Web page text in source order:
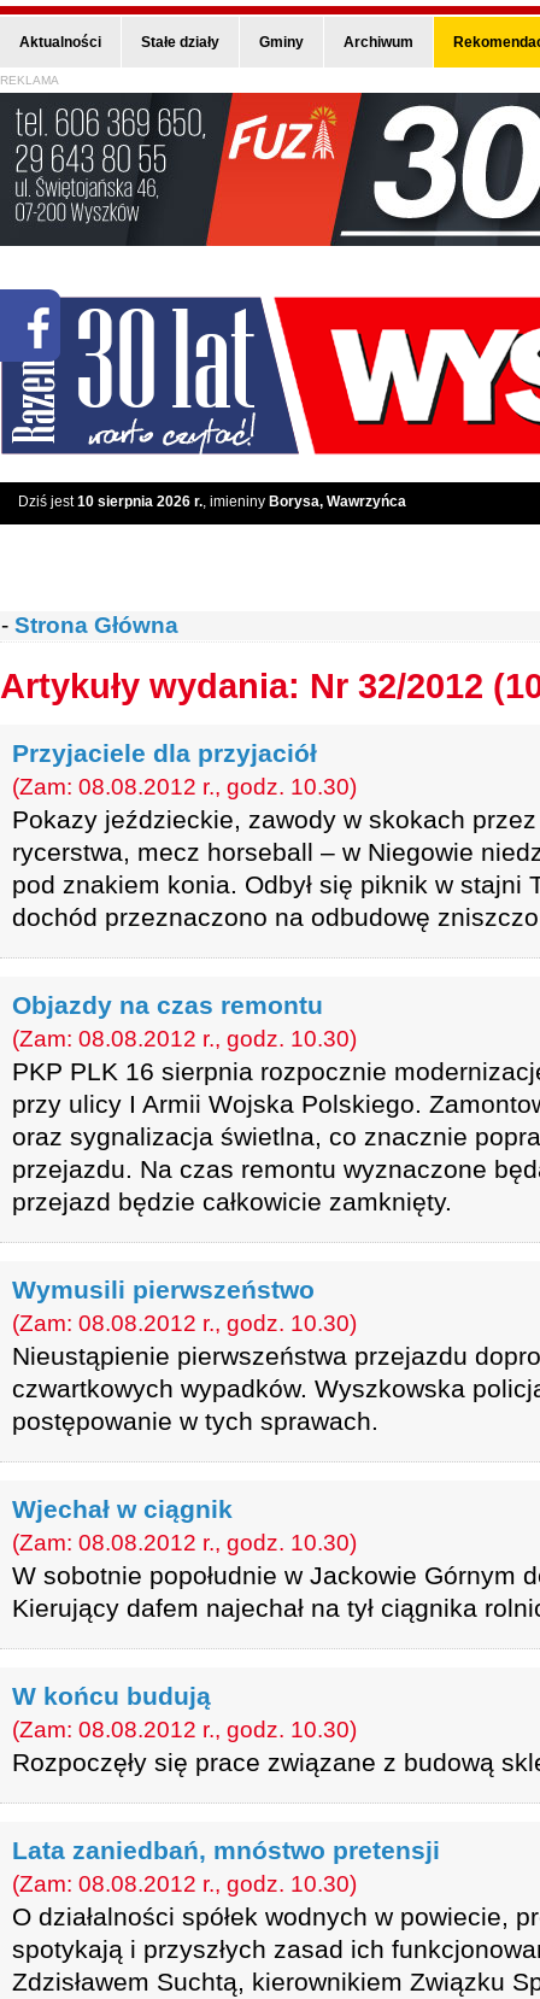
Aktualności Stałe działy Gminy Archiwum
REKLAMA
Dziś jest10 sierpnia 2026 r., imieniny Borysa, Wawrzyńca
- Strona Główna
Artykuły wydania: Nr 32/2012
Przyjaciele dla przyjaciół
(Zam: 08.08.2012 r., godz. 10.30)
Pokazy jeździeckie, zawody w skokach
rycerstwa, mecz horseball – w Niegowie
pod znakiem konia. Odbył się piknik w stajni
dochód przeznaczono na odbudowę
Objazdy na czas remontu
(Zam: 08.08.2012 r., godz. 10.30)
PKP PLK 16 sierpnia rozpocznie
przy ulicy I Armii Wojska Polskiego.
oraz sygnalizacja świetlna, co znacznie
przejazdu. Na czas remontu wyznaczone
przejazd będzie całkowicie zamknięty.
Wymusili pierwszeństwo
(Zam: 08.08.2012 r., godz. 10.30)
Nieustąpienie pierwszeństwa przejazdu
czwartkowych wypadków. Wyszkowska
postępowanie w tych sprawach.
Wjechał w ciągnik
(Zam: 08.08.2012 r., godz. 10.30)
W sobotnie popołudnie w Jackowie Górnym
Kierujący dafem najechał na tył ciągnika
W końcu budują
(Zam: 08.08.2012 r., godz. 10.30)
Rozpoczęły się prace związane z budową
Lata zaniedbań, mnóstwo pretensji
(Zam: 08.08.2012 r., godz. 10.30)
O działalności spółek wodnych w powiecie,
spotykają i przyszłych zasad ich
Zdzisławem Suchtą, kierownikiem Związku